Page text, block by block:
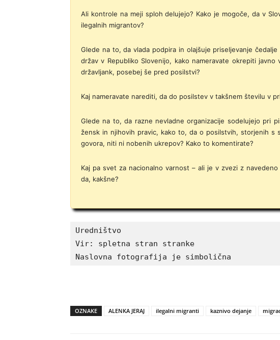
Ali kontrole na meji sploh delujejo? Kako je mogoče, da v
ilegalnih migrantov?
Glede na to, da vlada podpira in olajšuje priseljevanje
držav v Republiko Slovenijo, kako nameravate okrepiti
državljank, posebej še pred posilstvi?
Kaj nameravate narediti, da do posilstev v takšnem številu v
Glede na to, da razne nevladne organizacije sodelujejo pri
žensk in njihovih pravic, kako to, da o posilstvih, storjenih s
govora, niti ni nobenih ukrepov? Kako to komentirate?
Kaj pa svet za nacionalno varnost – ali je v zvezi z
da, kakšne?
Uredništvo
Vir: spletna stran stranke
Naslovna fotografija je simbolična
OZNAKE ALENKA JERAJ ilegalni migranti kaznivo dejanje